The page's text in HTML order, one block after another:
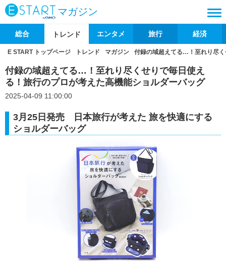
マガジン
総合 トレンド エンタメ 旅行 経済
E START トップページ トレンド マガジン 付録の域超えてる…！至れり尽
付録の域超えてる…！至れり尽くせりで毎日使え
る！旅行のプロが考えた高機能ショルダーバッグ
2025-04-09 11:00:00
3月25日発売 日本旅行が考えた 旅を快適にする
ショルダーバッグ